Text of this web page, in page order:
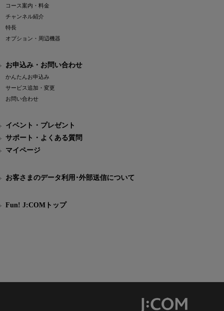
コース案内・料金
チャンネル紹介
特長
オプション・周辺機器
お申込み・お問い合わせ
かんたんお申込み
サービス追加・変更
お問い合わせ
イベント・プレゼント
サポート・よくある質問
マイページ
お客さまのデータ利用･外部送信について
Fun! J:COMトップ